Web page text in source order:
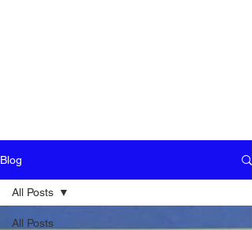
Blog
All Posts
All Posts